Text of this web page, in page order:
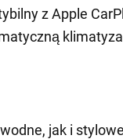
z Apple
jak i